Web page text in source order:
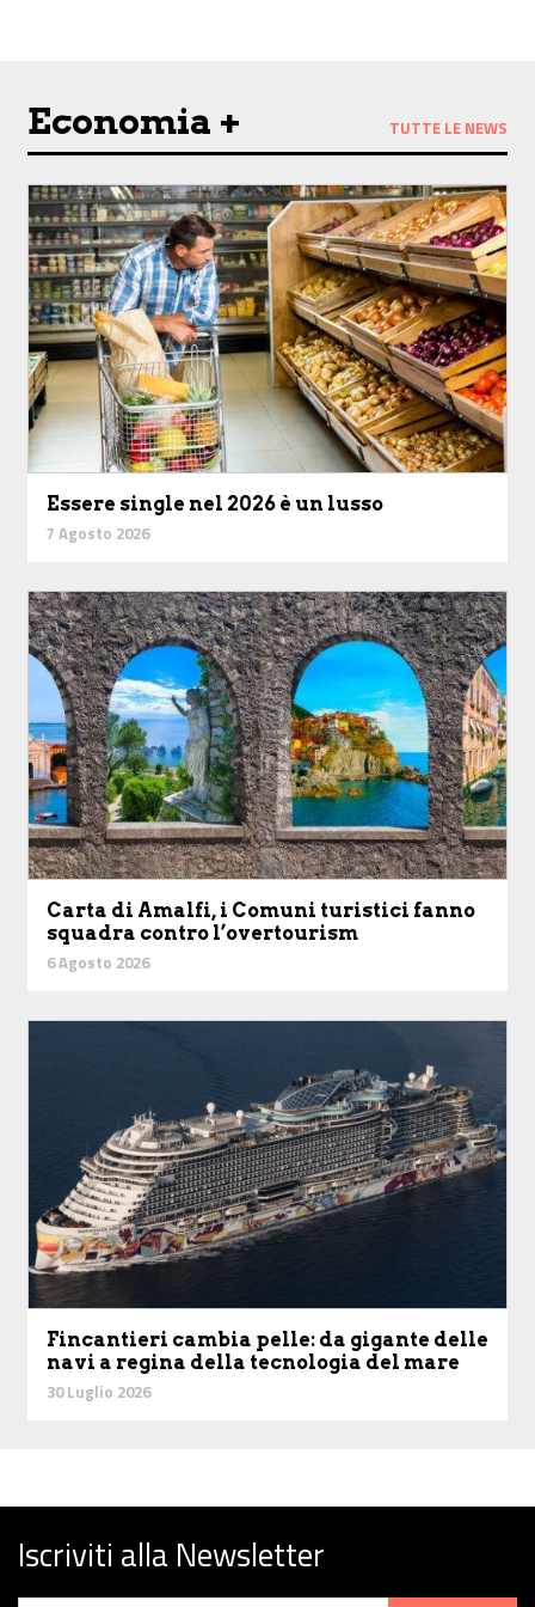
Economia + TUTTE LE NEWS
Essere single nel 2026 è un lusso
7 Agosto 2026
Carta di Amalfi, i Comuni turistici fanno
squadra contro l’overtourism
6 Agosto 2026
Fincantieri cambia pelle: da gigante delle
navi a regina della tecnologia del mare
30 Luglio 2026
Iscriviti alla Newsletter